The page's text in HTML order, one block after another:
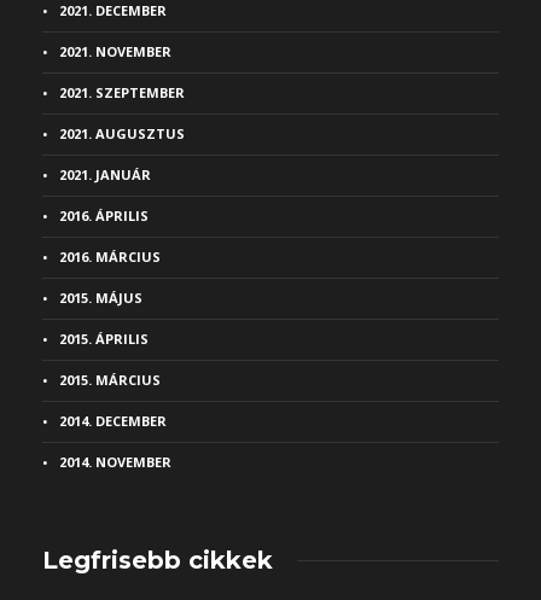
2021. DECEMBER
2021. NOVEMBER
2021. SZEPTEMBER
2021. AUGUSZTUS
2021. JANUÁR
2016. ÁPRILIS
2016. MÁRCIUS
2015. MÁJUS
2015. ÁPRILIS
2015. MÁRCIUS
2014. DECEMBER
2014. NOVEMBER
Legfrisebb cikkek